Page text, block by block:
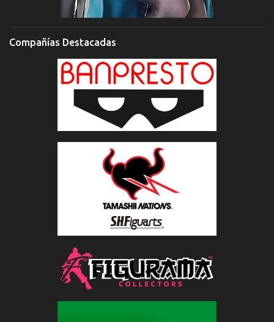
Compañías Destacadas